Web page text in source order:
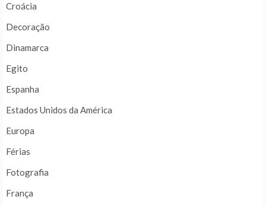
Croácia
Decoração
Dinamarca
Egito
Espanha
Estados Unidos da América
Europa
Férias
Fotografia
França